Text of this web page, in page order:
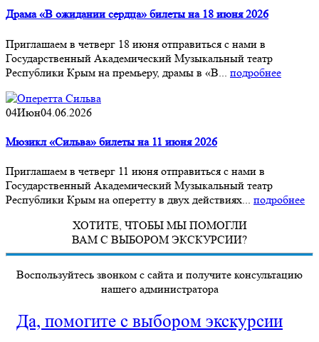
Драма «В ожидании сердца» билеты на 18 июня 2026
Приглашаем в четверг 18 июня отправиться с нами в
Государственный Академический Музыкальный театр
Республики Крым на премьеру, драмы в «В... подробнее
04Июн04.06.2026
Мюзикл «Сильва» билеты на 11 июня 2026
Приглашаем в четверг 11 июня отправиться с нами в
Государственный Академический Музыкальный театр
Республики Крым на оперетту в двух действиях... подробнее
ХОТИТЕ, ЧТОБЫ МЫ ПОМОГЛИ
ВАМ С ВЫБОРОМ ЭКСКУРСИИ?
Воспользуйтесь звонком с сайта и получите консультацию
нашего администратора
Да, помогите с выбором экскурсии